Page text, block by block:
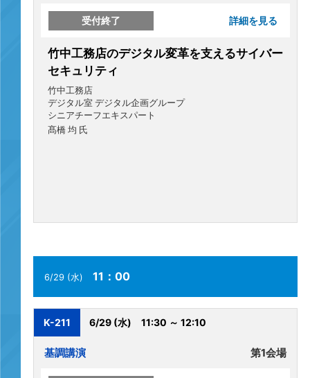
受付終了 詳細を見る
竹中工務店のデジタル変革を支えるサイバー
セキュリティ
竹中工務店
デジタル室 デジタル企画グループ
シニアチーフエキスパート
髙橋 均 氏
6/29 (水) 11：00
K-211 6/29 (水) 11:30 ～ 12:10
基調講演 第1会場